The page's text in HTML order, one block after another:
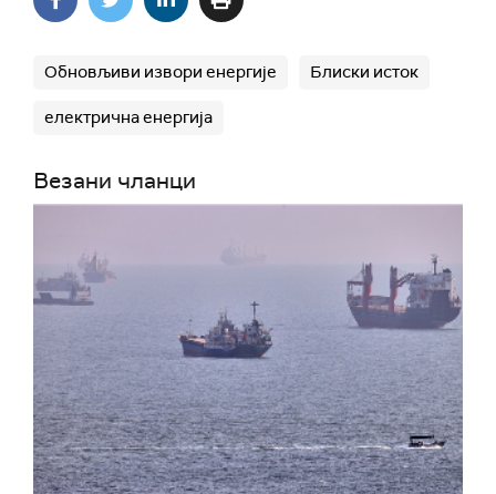
Обновљиви извори енергије Блиски исток
електрична енергија
Везани чланци